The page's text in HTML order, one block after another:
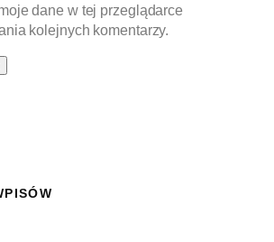
dane w tej przeglądarce
kolejnych komentarzy.